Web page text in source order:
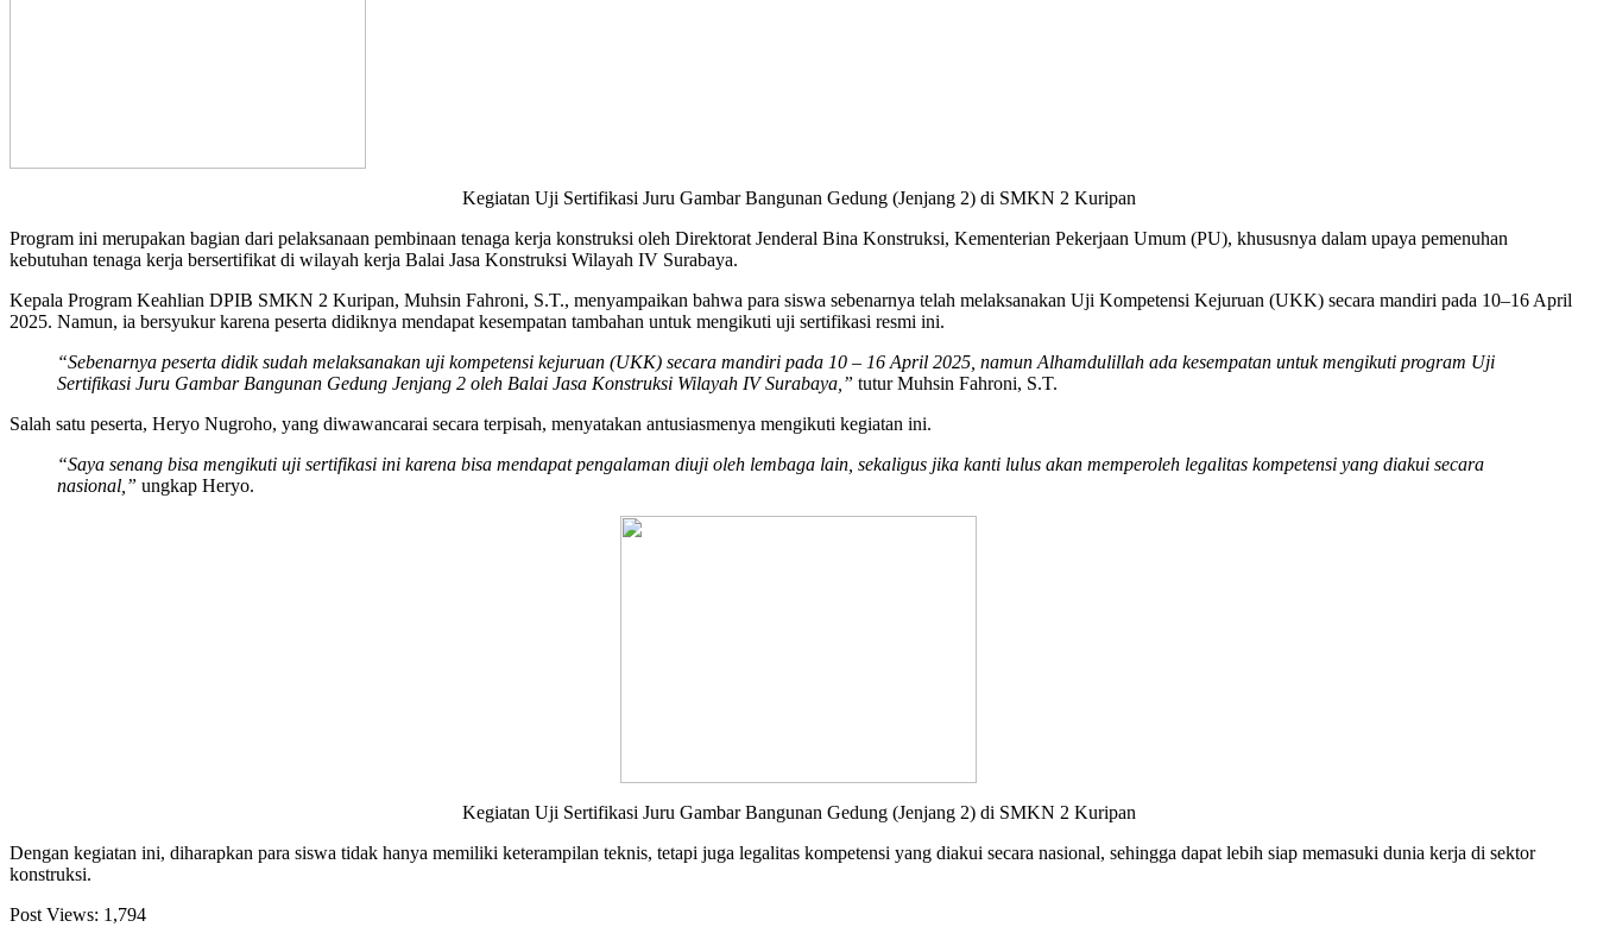
Kegiatan Uji Sertifikasi Juru Gambar Bangunan Gedung (Jenjang 2) di SMKN 2 Kuripan
Program ini merupakan bagian dari pelaksanaan pembinaan tenaga kerja konstruksi oleh Direktorat Jenderal Bina Konstruksi, Kementerian Pekerjaan Umum (PU), khususnya dalam upaya pemenuhan
kebutuhan tenaga kerja bersertifikat di wilayah kerja Balai Jasa Konstruksi Wilayah IV Surabaya.
Kepala Program Keahlian DPIB SMKN 2 Kuripan, Muhsin Fahroni, S.T., menyampaikan bahwa para siswa sebenarnya telah melaksanakan Uji Kompetensi Kejuruan (UKK) secara mandiri pada 10–16 April
2025. Namun, ia bersyukur karena peserta didiknya mendapat kesempatan tambahan untuk mengikuti uji sertifikasi resmi ini.
“Sebenarnya peserta didik sudah melaksanakan uji kompetensi kejuruan (UKK) secara mandiri pada 10 – 16 April 2025, namun Alhamdulillah ada kesempatan untuk mengikuti program Uji
Sertifikasi Juru Gambar Bangunan Gedung Jenjang 2 oleh Balai Jasa Konstruksi Wilayah IV Surabaya,” tutur Muhsin Fahroni, S.T.
Salah satu peserta, Heryo Nugroho, yang diwawancarai secara terpisah, menyatakan antusiasmenya mengikuti kegiatan ini.
“Saya senang bisa mengikuti uji sertifikasi ini karena bisa mendapat pengalaman diuji oleh lembaga lain, sekaligus jika kanti lulus akan memperoleh legalitas kompetensi yang diakui secara
nasional,” ungkap Heryo.
Kegiatan Uji Sertifikasi Juru Gambar Bangunan Gedung (Jenjang 2) di SMKN 2 Kuripan
Dengan kegiatan ini, diharapkan para siswa tidak hanya memiliki keterampilan teknis, tetapi juga legalitas kompetensi yang diakui secara nasional, sehingga dapat lebih siap memasuki dunia kerja di sektor
konstruksi.
Post Views: 1,794